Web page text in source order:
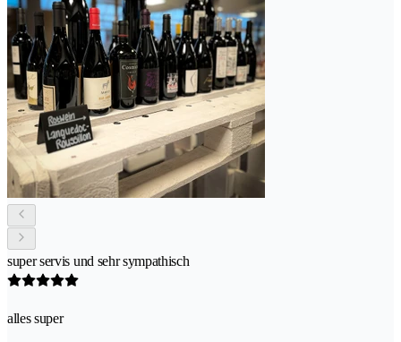
super servis und sehr sympathisch
alles super